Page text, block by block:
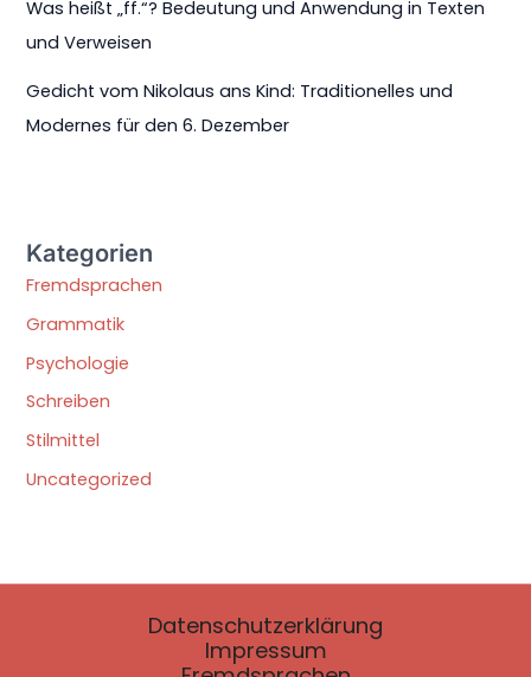
Was heißt „ff.“? Bedeutung und Anwendung in Texten
und Verweisen
Gedicht vom Nikolaus ans Kind: Traditionelles und
Modernes für den 6. Dezember
Kategorien
Fremdsprachen
Grammatik
Psychologie
Schreiben
Stilmittel
Uncategorized
Datenschutzerklärung
Impressum